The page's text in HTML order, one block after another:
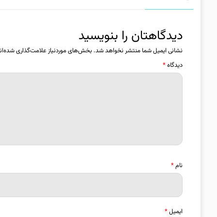
دیدگاهتان را بنویسید
نشانی ایمیل شما منتشر نخواهد شد. بخش‌های موردنیاز علامت‌گذاری
دیدگاه*
نام*
ایمیل*